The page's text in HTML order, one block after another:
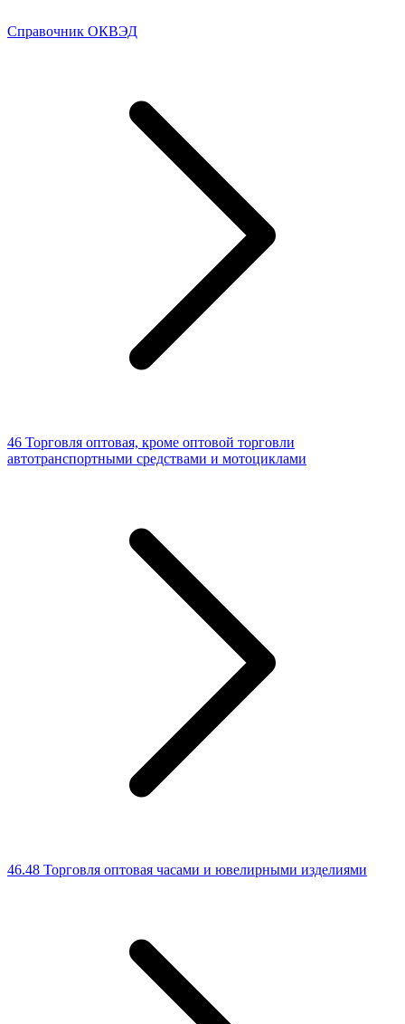
Справочник ОКВЭД
46 Торговля оптовая, кроме оптовой торговли
автотранспортными средствами и мотоциклами
46.48 Торговля оптовая часами и ювелирными изделиями